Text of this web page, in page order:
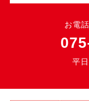
お電
平